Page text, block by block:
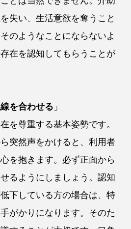
失い、生活意欲を奪うこと
のようなことにならないよ
在を認知してもらうことが
を合わせる 」
を尊重する基本姿勢です。
突然声をかけると、利用者
を抱きます。必ず正面から
るようにしましょう。認知
下している方の場合は、特
がかりになります。そのた